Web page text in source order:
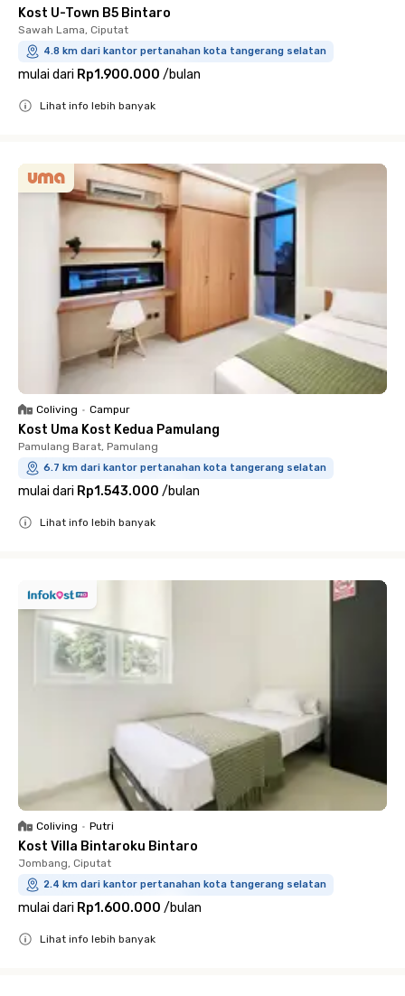
Kost U-Town B5 Bintaro
Sawah Lama, Ciputat
4.8 km dari kantor pertanahan kota tangerang selatan
mulai dari Rp1.900.000 /bulan
Lihat info lebih banyak
Coliving • Campur
Kost Uma Kost Kedua Pamulang
Pamulang Barat, Pamulang
6.7 km dari kantor pertanahan kota tangerang selatan
mulai dari Rp1.543.000 /bulan
Lihat info lebih banyak
Coliving • Putri
Kost Villa Bintaroku Bintaro
Jombang, Ciputat
2.4 km dari kantor pertanahan kota tangerang selatan
mulai dari Rp1.600.000 /bulan
Lihat info lebih banyak